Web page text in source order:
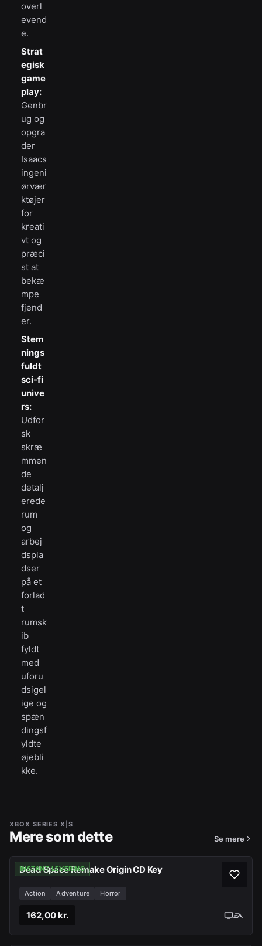
overl
evend
e.
Strat
egisk
game
play:
Genbr
ug og
opgra
der
Isaacs
ingeni
ørvær
ktøjer
for
kreati
vt og
præci
st at
bekæ
mpe
fjend
er.
Stem
nings
fuldt
sci-fi
unive
rs:
Udfor
sk
skræ
mmen
de
detalj
erede
rum
og
arbej
dspla
dser
på et
forlad
t
rumsk
ib
fyldt
med
uforu
dsigel
ige og
spæn
dingsf
yldte
øjebli
kke.
XBOX SERIES X|S
Mere som dette Se mere
INSTANT LEVERING
Dead Space Remake Origin CD Key
Action Adventure Horror
162,00 kr.